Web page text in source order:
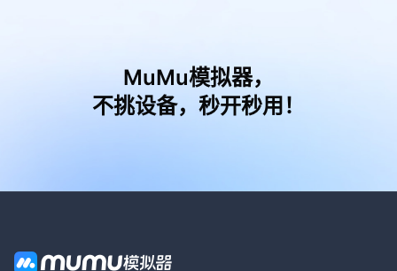
MuMu模拟器，
不挑设备，秒开秒用！